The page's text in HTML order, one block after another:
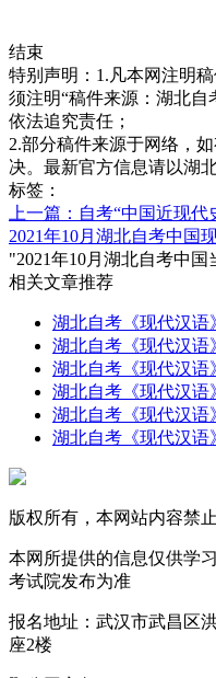
结束
特别声明：1.凡本网注明
须注明“稿件来源：湖北自
依法追究责任；
2.部分稿件来源于网络，
决。最新官方信息请以湖
标签：
上一篇：自考“中国近现
2021年10月湖北自考中国
"2021年10月湖北自考中
相关文章推荐
湖北自考《现代汉语
湖北自考《现代汉语
湖北自考《现代汉语
湖北自考《现代汉语
湖北自考《现代汉语
湖北自考《现代汉语
版权所有，本网站内容禁
本网所提供的信息仅供学
考试院发布为准
报名地址：武汉市武昌区
座2楼